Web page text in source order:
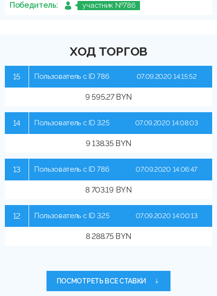
Победитель: участник №786
ХОД ТОРГОВ
15 Пользователь с ID 786
9 595.27 BYN
07.09.2020 14:15:52
14 Пользователь с ID 325
9 138.35 BYN
07.09.2020 14:08:03
13 Пользователь с ID 786
8 703.19 BYN
07.09.2020 14:06:47
12 Пользователь с ID 325
8 288.75 BYN
07.09.2020 14:00:13
ПОСМОТРЕТЬ ВСЕ СТАВКИ